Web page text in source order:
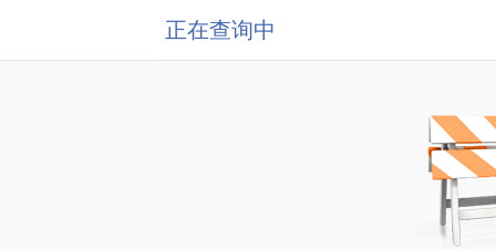
正在查询中